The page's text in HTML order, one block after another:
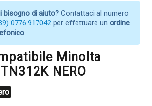
bisogno di aiuto? Contattaci al numero
0776.917042 per effettuare un ordine
Minolta
NERO